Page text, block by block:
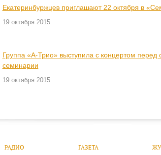
Екатеринбуржцев приглашают 22 октября в
19 октября 2015
Группа «А-Трио» выступила с концертом перед
семинарии
19 октября 2015
РАДИО
ГАЗЕТА